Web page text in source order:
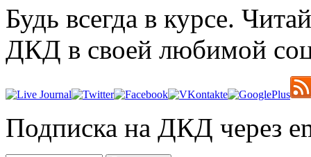
Будь всегда в курсе.
ДКД в своей любимой
Подписка на ДКД через